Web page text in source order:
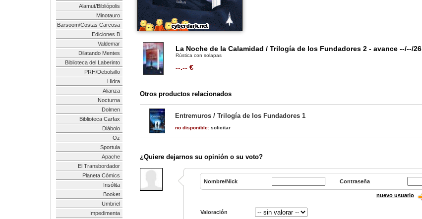
Alamut/Bibliópolis
Minotauro
Barsoom/Costas Carcosa
Ediciones B
Valdemar
Dilatando Mentes
Biblioteca del Laberinto
PRH/Debolsillo
Hidra
Alianza
Nocturna
Dolmen
Biblioteca Carfax
Diábolo
Oz
Sportula
Apache
El Transbordador
Planeta Cómics
Insólita
Booket
Umbriel
Impedimenta
La Noche de la Calamidad / Trilogía de los Fundadores 2 - avance --/--/26
Rústica con solapas
--.-- €
Otros productos relacionados
Entremuros / Trilogía de los Fundadores 1
no disponible: solicitar
¿Quiere dejarnos su opinión o su voto?
Nombre/Nick Contraseña
nuevo usuario
Valoración